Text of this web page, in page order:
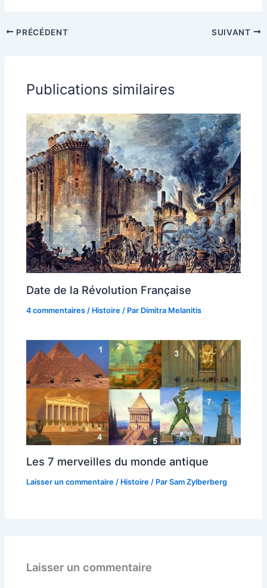
PRÉCÉDENT SUIVANT
Publications similaires
Date de la Révolution Française
4 commentaires / Histoire / Par Dimitra Melanitis
Les 7 merveilles du monde antique
Laisser un commentaire / Histoire / ParSam Zylberberg
Laisser un commentaire